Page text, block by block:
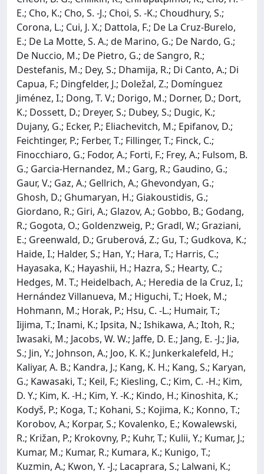
E.; Cho, K.; Cho, S. -J.; Choi, S. -K.; Choudhury, S.;
Corona, L.; Cui, J. X.; Dattola, F.; De La Cruz-Burelo,
E.; De La Motte, S. A.; de Marino, G.; De Nardo, G.;
De Nuccio, M.; De Pietro, G.; de Sangro, R.;
Destefanis, M.; Dey, S.; Dhamija, R.; Di Canto, A.; Di
Capua, F.; Dingfelder, J.; Doležal, Z.; Domínguez
Jiménez, I.; Dong, T. V.; Dorigo, M.; Dorner, D.; Dort,
K.; Dossett, D.; Dreyer, S.; Dubey, S.; Dugic, K.;
Dujany, G.; Ecker, P.; Eliachevitch, M.; Epifanov, D.;
Feichtinger, P.; Ferber, T.; Fillinger, T.; Finck, C.;
Finocchiaro, G.; Fodor, A.; Forti, F.; Frey, A.; Fulsom, B.
G.; Garcia-Hernandez, M.; Garg, R.; Gaudino, G.;
Gaur, V.; Gaz, A.; Gellrich, A.; Ghevondyan, G.;
Ghosh, D.; Ghumaryan, H.; Giakoustidis, G.;
Giordano, R.; Giri, A.; Glazov, A.; Gobbo, B.; Godang,
R.; Gogota, O.; Goldenzweig, P.; Gradl, W.; Graziani,
E.; Greenwald, D.; Gruberová, Z.; Gu, T.; Gudkova, K.;
Haide, I.; Halder, S.; Han, Y.; Hara, T.; Harris, C.;
Hayasaka, K.; Hayashii, H.; Hazra, S.; Hearty, C.;
Hedges, M. T.; Heidelbach, A.; Heredia de la Cruz, I.;
Hernández Villanueva, M.; Higuchi, T.; Hoek, M.;
Hohmann, M.; Horak, P.; Hsu, C. -L.; Humair, T.;
Iijima, T.; Inami, K.; Ipsita, N.; Ishikawa, A.; Itoh, R.;
Iwasaki, M.; Jacobs, W. W.; Jaffe, D. E.; Jang, E. -J.; Jia,
S.; Jin, Y.; Johnson, A.; Joo, K. K.; Junkerkalefeld, H.;
Kaliyar, A. B.; Kandra, J.; Kang, K. H.; Kang, S.; Karyan,
G.; Kawasaki, T.; Keil, F.; Kiesling, C.; Kim, C. -H.; Kim,
D. Y.; Kim, K. -H.; Kim, Y. -K.; Kindo, H.; Kinoshita, K.;
Kodyš, P.; Koga, T.; Kohani, S.; Kojima, K.; Konno, T.;
Korobov, A.; Korpar, S.; Kovalenko, E.; Kowalewski,
R.; Križan, P.; Krokovny, P.; Kuhr, T.; Kulii, Y.; Kumar, J.;
Kumar, M.; Kumar, R.; Kumara, K.; Kunigo, T.;
Kuzmin, A.; Kwon, Y. -J.; Lacaprara, S.; Lalwani, K.;